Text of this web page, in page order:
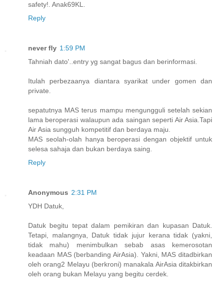
safety!. Anak69KL.
Reply
never fly 1:59 PM
Tahniah dato'..entry yg sangat bagus dan berinformasi.
Itulah perbezaanya diantara syarikat under gomen dan
private.
sepatutnya MAS terus mampu mengungguli setelah sekian
lama beroperasi walaupun ada saingan seperti Air Asia.Tapi
Air Asia sungguh kompetitif dan berdaya maju.
MAS seolah-olah hanya beroperasi dengan objektif untuk
selesa sahaja dan bukan berdaya saing.
Reply
Anonymous 2:31 PM
YDH Datuk,
Datuk begitu tepat dalam pemikiran dan kupasan Datuk.
Tetapi, malangnya, Datuk tidak jujur kerana tidak (yakni,
tidak mahu) menimbulkan sebab asas kemerosotan
keadaan MAS (berbanding AirAsia). Yakni, MAS ditadbirkan
oleh orang2 Melayu (berkroni) manakala AirAsia ditakbirkan
oleh orang bukan Melayu yang begitu cerdek.